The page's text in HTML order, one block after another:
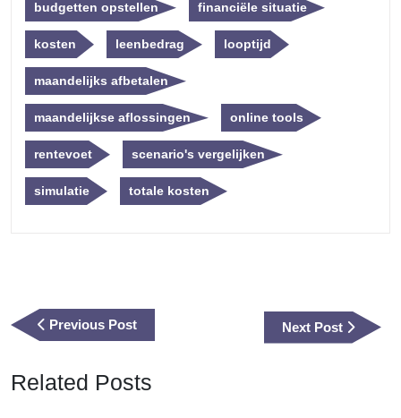
budgetten opstellen financiële situatie
kosten leenbedrag looptijd
maandelijks afbetalen
maandelijkse aflossingen online tools
rentevoet scenario's vergelijken
simulatie totale kosten
Previous PostPrevious
Post
Next Post
Next
Post
Related Posts